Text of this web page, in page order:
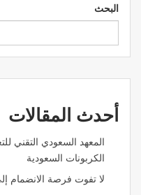
البحث
أحدث المقالات
المعهد السعودي التقني
الكربونات السعودية
لا تفوت فرصة الانضمام